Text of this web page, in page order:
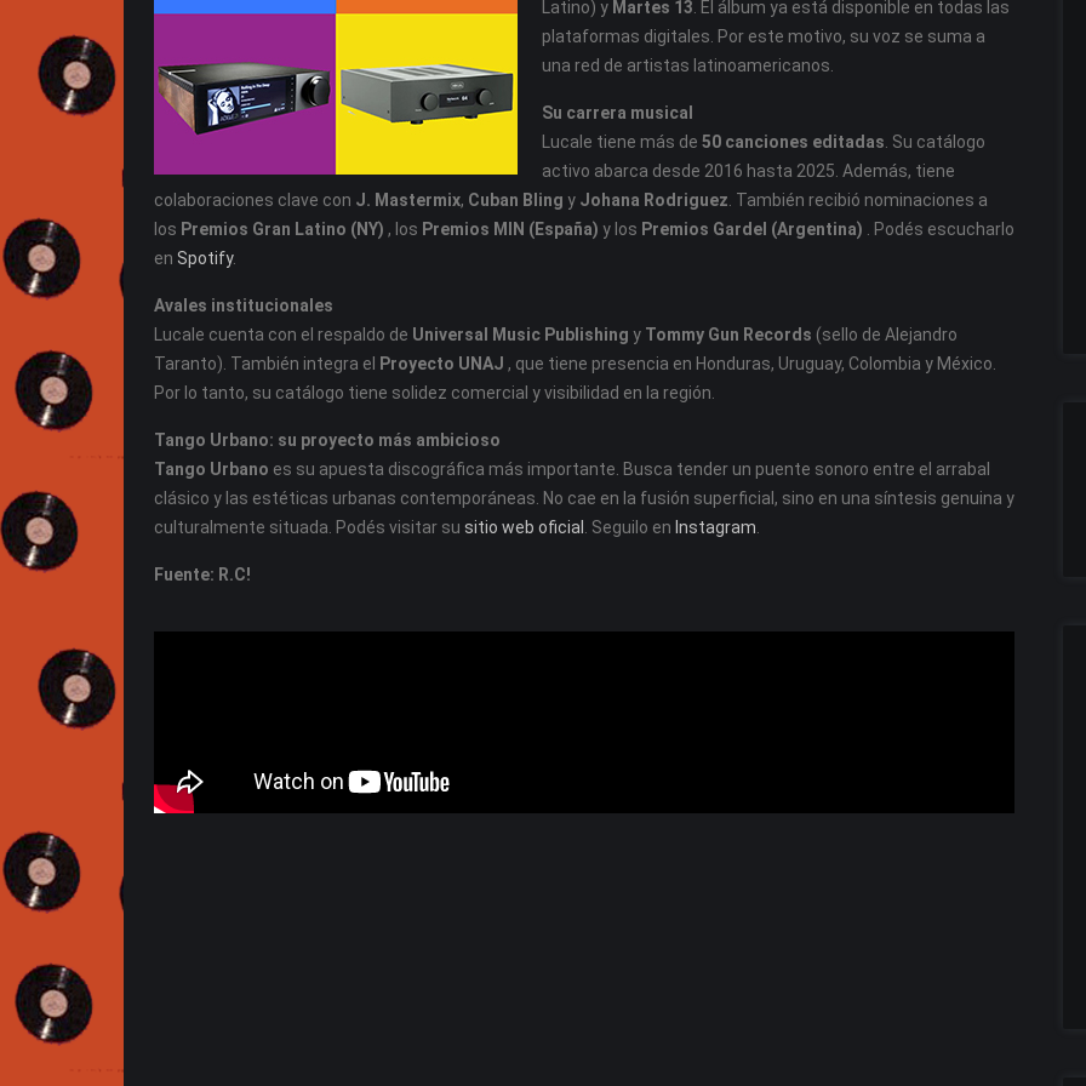
Latino) y Martes 13 . El álbum ya está disponible en todas las
plataformas digitales. Por este motivo, su voz se suma a
una red de artistas latinoamericanos.
Su carrera musical
Lucale tiene más de 50 canciones editadas . Su catálogo
activo abarca desde 2016 hasta 2025. Además, tiene
colaboraciones clave con J. Mastermix, Cuban Bling y Johana Rodriguez . También recibió nominaciones a
los Premios Gran Latino (NY) , los Premios MIN (España) y los Premios Gardel (Argentina) . Podés escucharlo
en Spotify.
Avales institucionales
Lucale cuenta con el respaldo de Universal Music Publishing y Tommy Gun Records (sello de Alejandro
Taranto). También integra el
Proyecto UNAJ , que tiene presencia en Honduras, Uruguay, Colombia y México.
Por lo tanto, su catálogo tiene solidez comercial y visibilidad en la región.
Tango Urbano: su proyecto más ambicioso
Tango Urbano es su apuesta discográfica más importante. Busca tender un puente sonoro entre el arrabal
clásico y las estéticas urbanas contemporáneas. No cae en la fusión superficial, sino en una síntesis genuina y
culturalmente situada. Podés visitar su sitio web oficial . Seguilo en Instagram
Fuente: R.C!